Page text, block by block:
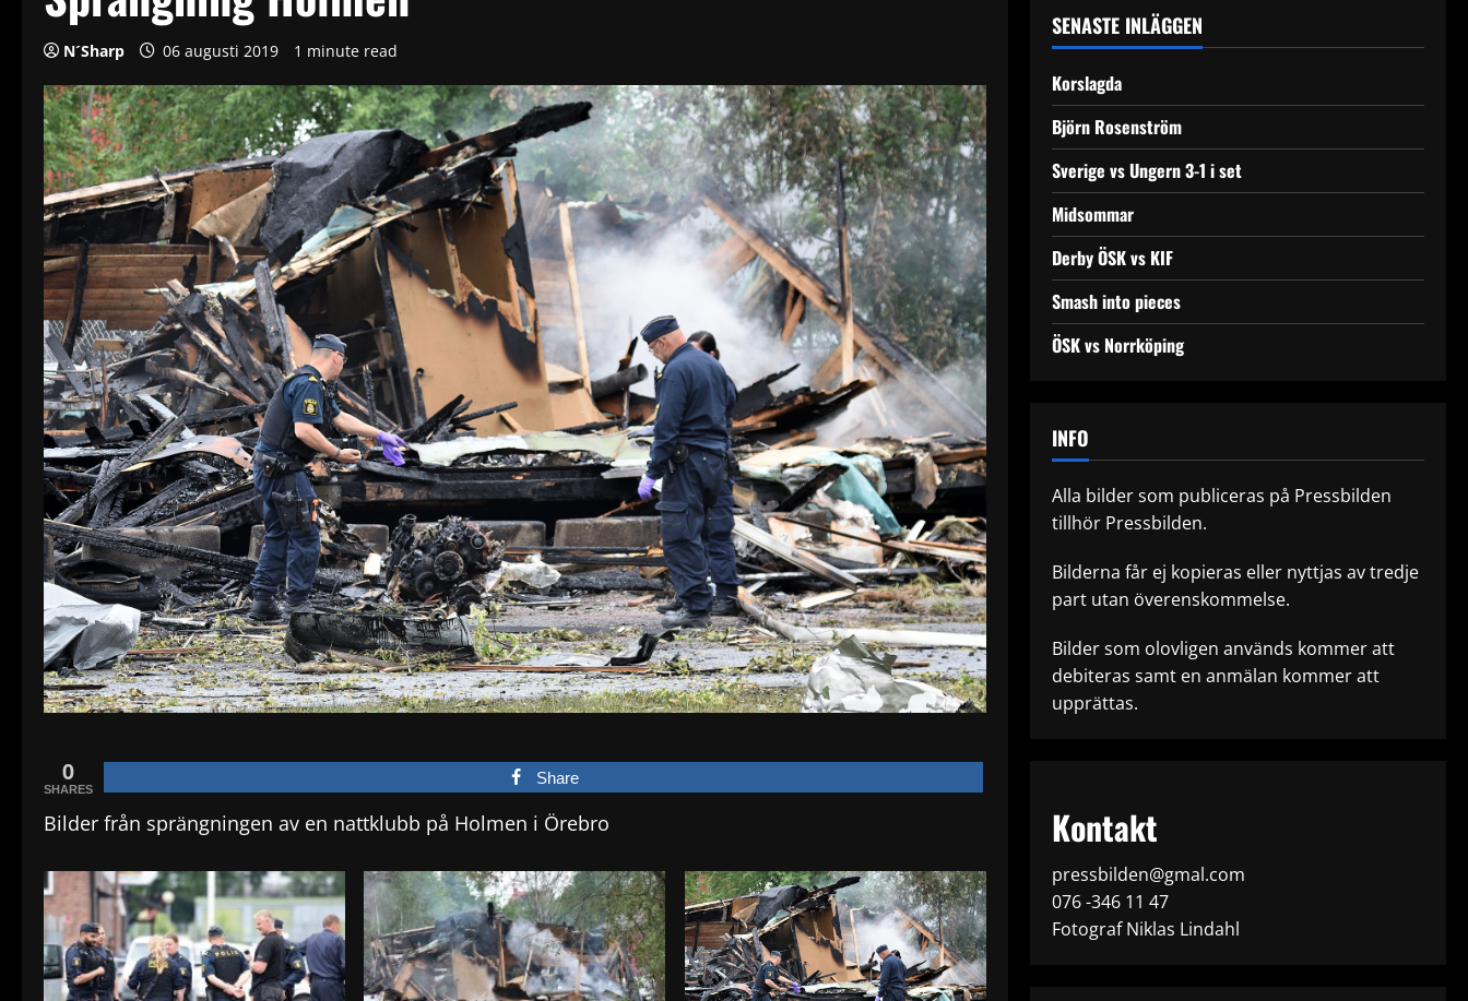
N´Sharp 06 augusti 2019 1 minute read
0
SHARES
Share
Bilder från sprängningen av en nattklubb på Holmen i Örebro
SENASTE INLÄGGEN
Korslagda
Björn Rosenström
Sverige vs Ungern 3-1 i set
Midsommar
Derby ÖSK vs KIF
Smash into pieces
ÖSK vs Norrköping
INFO
Alla bilder som publiceras på Pressbilden
tillhör Pressbilden.
Bilderna får ej kopieras eller nyttjas av tredje
part utan överenskommelse.
Bilder som olovligen används kommer att
debiteras samt en anmälan kommer att
upprättas.
Kontakt
pressbilden@gmal.com
076 -346 11 47
Fotograf Niklas Lindahl